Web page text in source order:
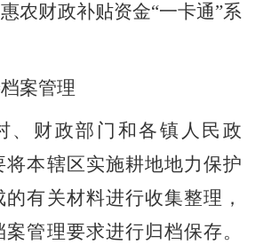
农财政补贴资金“一卡通”系
案管理
、财政部门和各镇人民政
将本辖区实施耕地地力保护
有关材料进行收集整理，
管理要求进行归档保存。